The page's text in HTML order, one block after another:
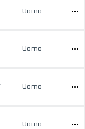
Uomo
Uomo
Uomo
Uomo